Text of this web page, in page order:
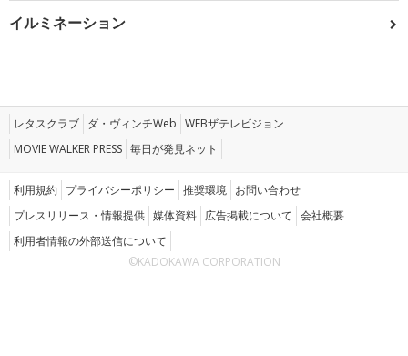
イルミネーション
レタスクラブ ダ・ヴィンチWeb WEBザテレビジョン
MOVIE WALKER PRESS 毎日が発見ネット
利用規約 プライバシーポリシー 推奨環境 お問い合わせ
プレスリリース・情報提供 媒体資料 広告掲載について 会社概要
利用者情報の外部送信について
©KADOKAWA CORPORATION